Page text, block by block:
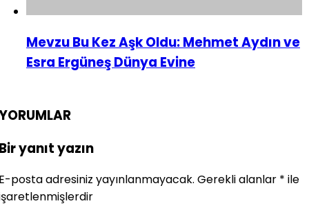
Mevzu Bu Kez Aşk Oldu: Mehmet Aydın ve
Esra Ergüneş Dünya Evine
yanıt yazın
posta adresiniz yayınlanmayacak. Gerekli alanlar * ile